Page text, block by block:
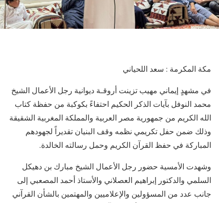
مكة المكرمة : سعد اللحياني
في مشهدٍ إيماني مهيب تزينت أروقـة ديوانية رجل الأعمال الشيخ
محمد النوفل بآيات الذكر الحكيم احتفاءً بكوكبة من حفظة كتاب
الله الكريم من جمهورية مصر العربية والمملكة المغربية الشقيقة
وذلك ضمن حفل تكريمي نظمه وقف البنيان تقديراً لجهودهم
المباركة في حفظ القرآن الكريم وحمل رسالته الخالدة.
وشهدت الأمسية حضور رجل الأعمال الشيخ مبارك بن دهيكل
السلمي والدكتور إبراهيم العصلاني والأستاذ أحمد المصعبي إلى
جانب عدد من المسؤولين والإعلاميين والمهتمين بالشأن القرآني